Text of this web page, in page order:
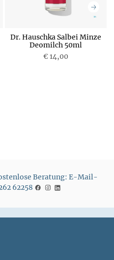
Dr. Hauschka Salbei Minze
Deomilch 50ml
€ 14,00
Beratung: E-Mail-
62258